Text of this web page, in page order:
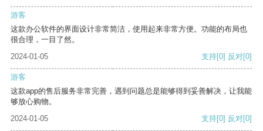
游客
这款办公软件的界面设计非常简洁，使用起来非常方便。功能的布局也
很合理，一目了然。
2024-01-05
支持[0] 反对[0]
游客
这款app的售后服务非常完善，遇到问题总是能够得到妥善解决，让我能
够放心购物。
2024-01-05
支持[0] 反对[0]